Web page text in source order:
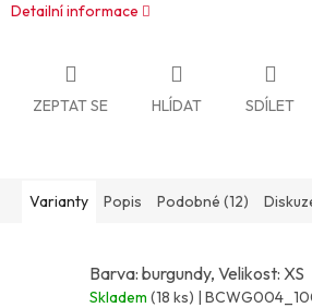
Detailní informace
ZEPTAT SE HLÍDAT SDÍLET
Varianty Popis Podobné (12)
Barva: burgundy, Velikost: XS
Skladem (18 ks) |